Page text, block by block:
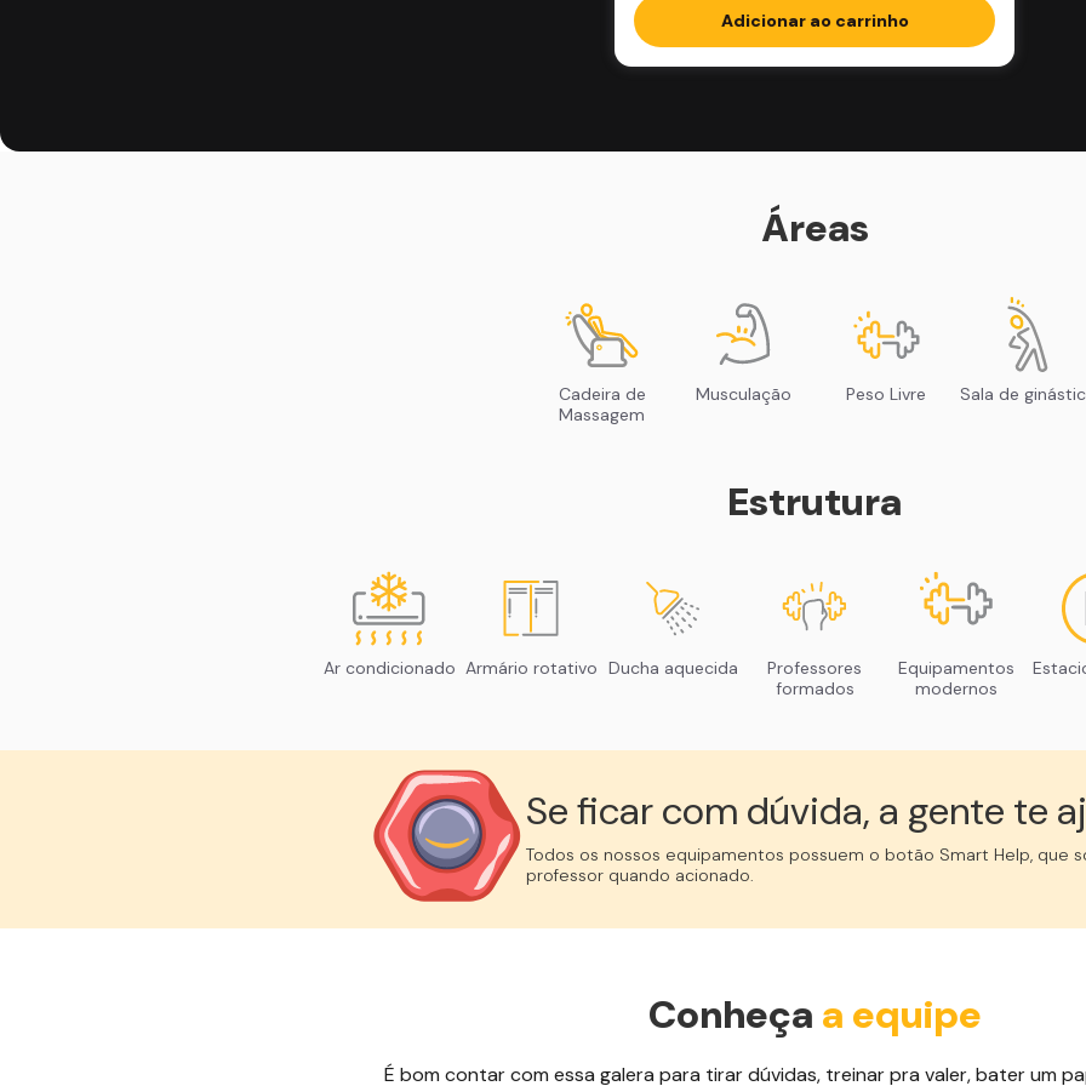
Adicionar ao carrinho
Áreas
Cadeira de
Massagem
Musculação Peso Livre Sala de
Estrutura
Ar condicionado Armário rotativo Ducha aquecida
Professores
formados
Equipamentos
modernos
Se ficar com dúvida, a gente te
Todos os nossos equipamentos possuem o botão Smart Help, que
professor quando acionado.
Conheça a equipe
É bom contar com essa galera para tirar dúvidas, treinar pra valer, bater um